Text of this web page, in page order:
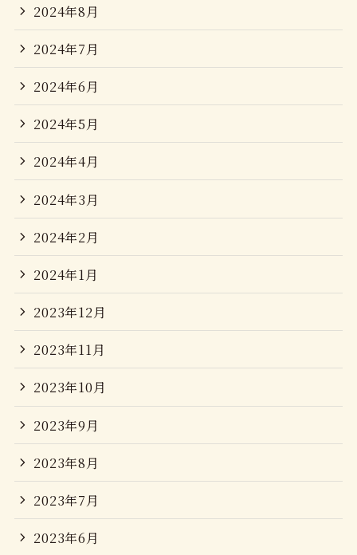
2024年8月
2024年7月
2024年6月
2024年5月
2024年4月
2024年3月
2024年2月
2024年1月
2023年12月
2023年11月
2023年10月
2023年9月
2023年8月
2023年7月
2023年6月